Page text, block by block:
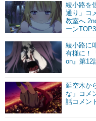
綾小路を
通り」コ
教室へ
ーンTOP3
綾小路に
有様に！
on』第12
延空木か
な」コメ
話コメン